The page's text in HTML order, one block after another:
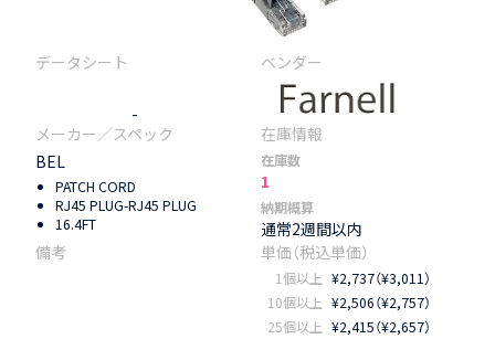
-
BEL
PATCH CORD
RJ45 PLUG-RJ45 PLUG
16.4FT
在庫数
1
納期概算
通常2週間以内
1個以上 ¥2,737（¥3,011）
10個以上 ¥2,506（¥2,757）
25個以上 ¥2,415（¥2,657）